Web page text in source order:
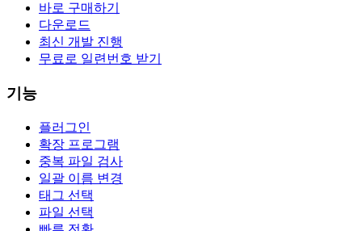
바로 구매하기
다운로드
최신 개발 진행
무료로 일련번호 받기
기능
플러그인
확장 프로그램
중복 파일 검사
일괄 이름 변경
태그 선택
파일 선택